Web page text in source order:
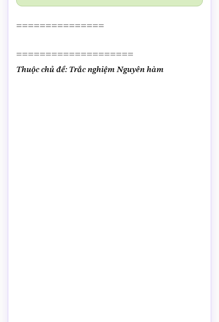
===============
====================
Thuộc chủ đề: Trắc nghiệm Nguyên hàm